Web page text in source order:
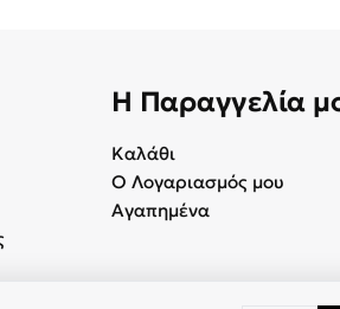
Η Παραγγελία
Καλάθι
Ο Λογαριασμός μου
Αγαπημένα